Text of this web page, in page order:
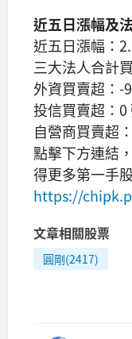
近五日漲幅及
近五日漲幅：
三大法人合計
外資買賣超：-
投信買賣超：0
自營商買賣超
點擊下方連結
得更多第一手
https://
文章相關股票
圓剛(2417)